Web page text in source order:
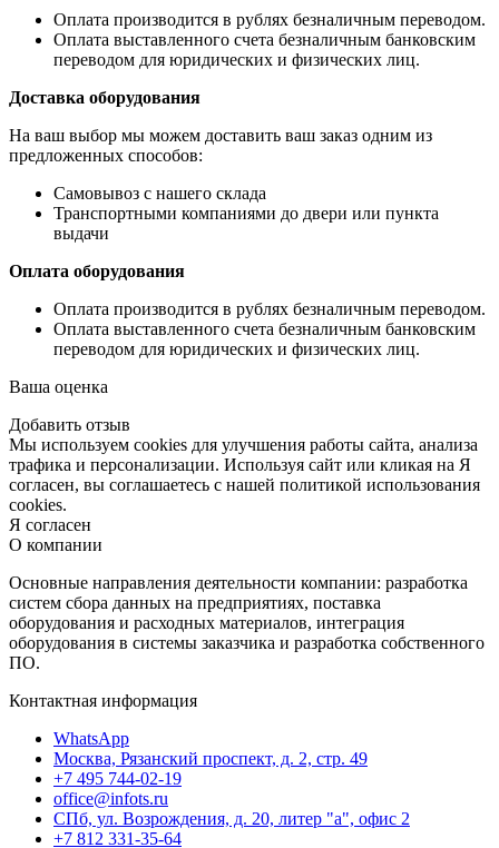
Оплата производится в рублях безналичным переводом.
Оплата выставленного счета безналичным банковским
переводом для юридических и физических лиц.
Доставка оборудования
На ваш выбор мы можем доставить ваш заказ одним из
предложенных способов:
Самовывоз с нашего склада
Транспортными компаниями до двери или пункта
выдачи
Оплата оборудования
Оплата производится в рублях безналичным переводом.
Оплата выставленного счета безналичным банковским
переводом для юридических и физических лиц.
Ваша оценка
Добавить отзыв
Мы используем cookies для улучшения работы сайта, анализа
трафика и персонализации. Используя сайт или кликая на Я
согласен, вы соглашаетесь с нашей политикой использования
cookies.
Я согласен
О компании
Основные направления деятельности компании: разработка
систем сбора данных на предприятиях, поставка
оборудования и расходных материалов, интеграция
оборудования в системы заказчика и разработка собственного
ПО.
Контактная информация
WhatsApp
Москва, Рязанский проспект, д. 2, стр. 49
+7 495 744-02-19
office@infots.ru
СПб, ул. Возрождения, д. 20, литер "a", офис 2
+7 812 331-35-64